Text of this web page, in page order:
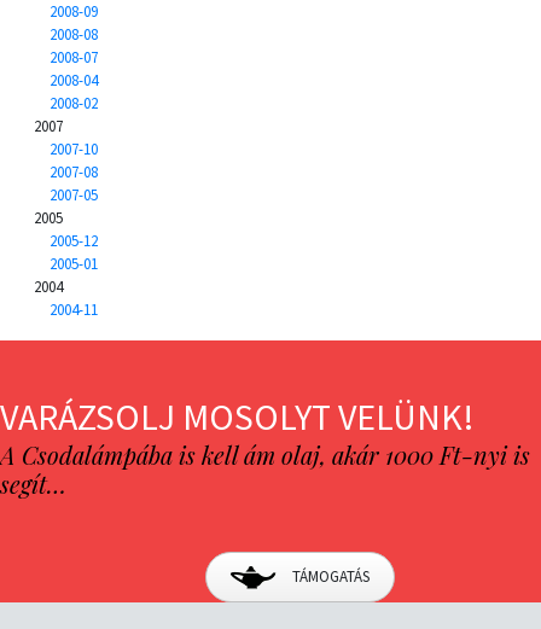
2008-09
2008-08
2008-07
2008-04
2008-02
2007
2007-10
2007-08
2007-05
2005
2005-12
2005-01
2004
2004-11
VARÁZSOLJ MOSOLYT VELÜNK!
A Csodalámpába is kell ám olaj, akár 1000 Ft-nyi is
segít…
TÁMOGATÁS